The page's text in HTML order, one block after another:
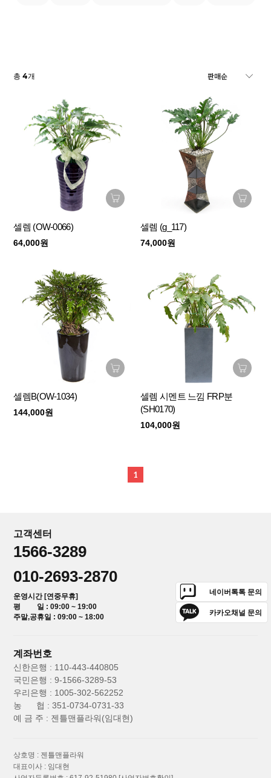
총4개
셀렘 (OW-0066)
64,000원
셀렘 (g_117)
74,000원
셀렘B(OW-1034)
144,000원
셀렘 시멘트 느낌 FRP분
(SH0170)
104,000원
1
고객센터
1566-3289
010-2693-2870
운영시간 [연중무휴]
평 일 : 09:00 ~ 19:00
주말,공휴일 : 09:00 ~ 18:00
네이버톡톡 문의
카카오채널 문의
계좌번호
신한은행 : 110-443-440805
국민은행 : 9-1566-3289-53
우리은행 : 1005-302-562252
농 협 : 351-0734-0731-33
예 금 주 : 젠틀맨플라워(임대현)
상호명 : 젠틀맨플라워
대표이사 : 임대현